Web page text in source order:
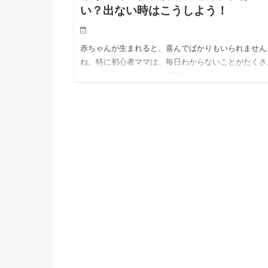
い？出ない時はこうしよう！
赤ちゃんが生まれると、喜んでばかりもいられません
ね。特に初心者ママは、毎日わからないことがたくさ